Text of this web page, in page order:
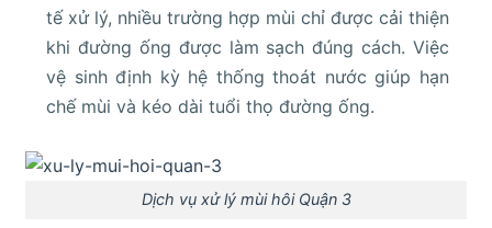
tế xử lý, nhiều trường hợp mùi chỉ được cải thiện
khi đường ống được làm sạch đúng cách. Việc
vệ sinh định kỳ hệ thống thoát nước giúp hạn
chế mùi và kéo dài tuổi thọ đường ống.
Dịch vụ xử lý mùi hôi Quận 3